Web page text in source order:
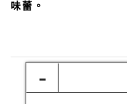
味蕾。
-